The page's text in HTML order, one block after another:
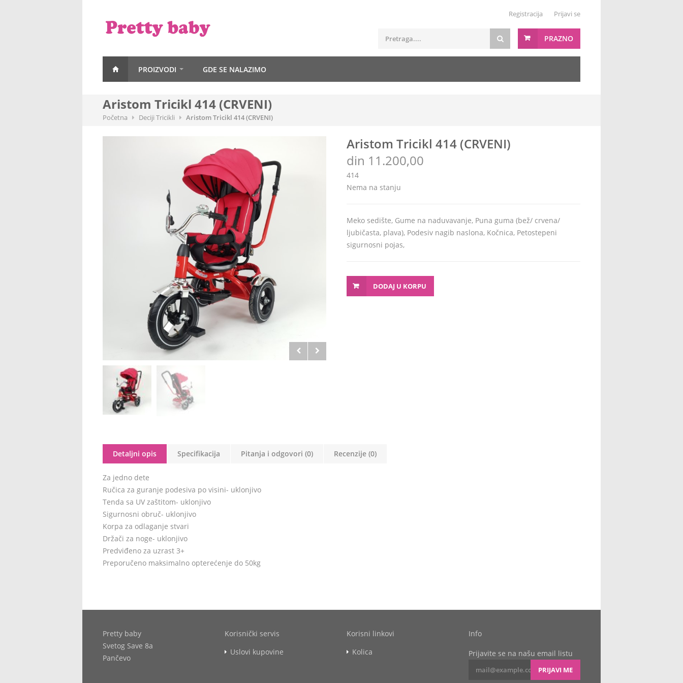
Registracija Prijavi se
PRAZNO
PROIZVODI GDE SE NALAZIMO
Aristom Tricikl 414 (CRVENI)
Početna Deciji Tricikli Aristom Tricikl 414 (CRVENI)
Aristom Tricikl 414 (CRVENI)
din 11.200,00
414
Nema na stanju
Meko sedište, Gume na naduvavanje, Puna guma (bež/ crvena/
ljubičasta, plava), Podesiv nagib naslona, Kočnica, Petostepeni
sigurnosni pojas,
DODAJ U KORPU
Detaljni opis Specifikacija Pitanja i odgovori (0) Recenzije (0)
Za jedno dete
Ručica za guranje podesiva po visini- uklonjivo
Tenda sa UV zaštitom- uklonjivo
Sigurnosni obruč- uklonjivo
Korpa za odlaganje stvari
Držači za noge- uklonjivo
Predviđeno za uzrast 3+
Preporučeno maksimalno opterećenje do 50kg
Pretty baby
Svetog Save 8a
Pančevo
Korisnički servis
Uslovi kupovine
Korisni linkovi
Kolica
Info
Prijavite se na našu email listu
PRIJAVI ME